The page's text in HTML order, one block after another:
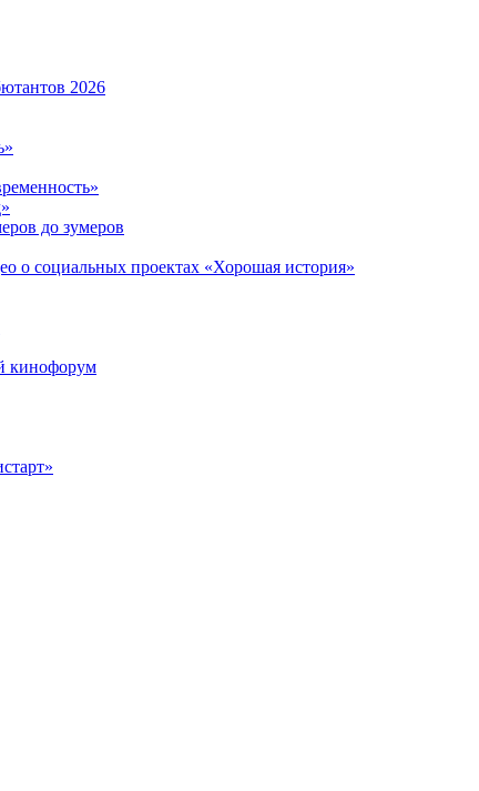
2026
до зумеров
о социальных проектах «Хорошая история»
кинофорум